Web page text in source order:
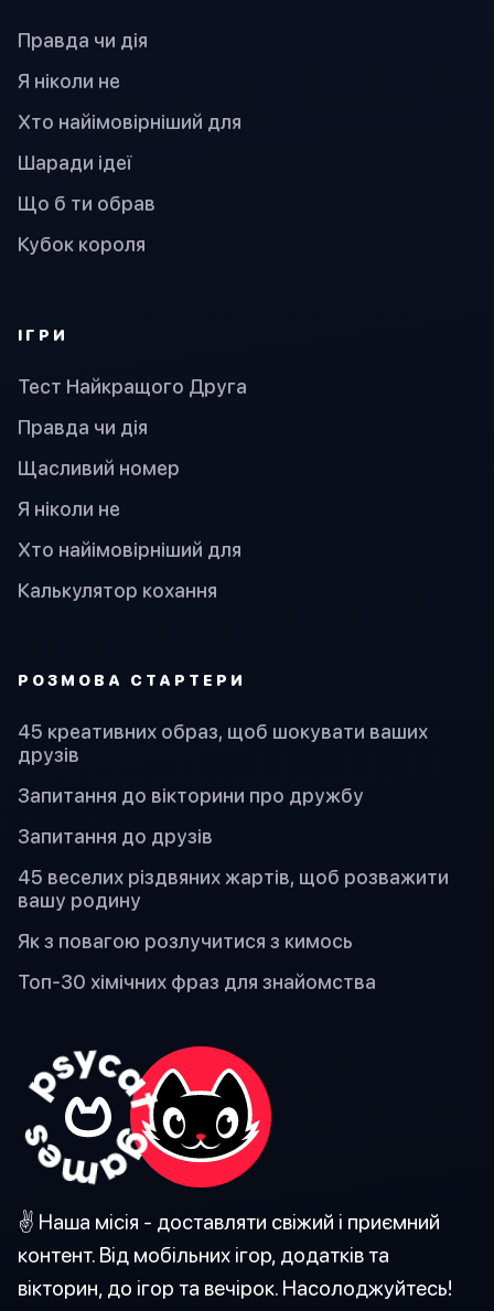
Правда чи дія
Я ніколи не
Хто найімовірніший для
Шаради ідеї
Що б ти обрав
Кубок короля
ІГРИ
Тест Найкращого Друга
Правда чи дія
Щасливий номер
Я ніколи не
Хто найімовірніший для
Калькулятор кохання
PОЗМОВА СТАРТЕРИ
45 креативних образ, щоб шокувати ваших
друзів
Запитання до вікторини про дружбу
Запитання до друзів
45 веселих різдвяних жартів, щоб розважити
вашу родину
Як з повагою розлучитися з кимось
Топ-30 хімічних фраз для знайомства
✌️ Наша місія - доставляти свіжий і приємний
контент. Від мобільних ігор, додатків та
вікторин, до ігор та вечірок. Насолоджуйтесь!